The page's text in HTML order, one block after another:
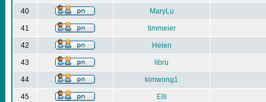
40 MaryLu
41 timmeier
42 Helen
43 libru
44 kimwong1
45 Elli